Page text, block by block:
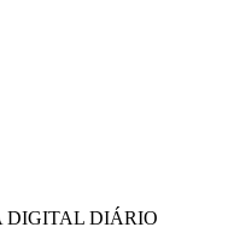
DIGITAL DIÁRIO